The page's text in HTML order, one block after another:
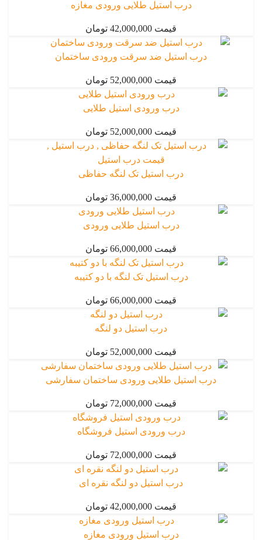
درب استیل طلایی ورودی مغازه
قیمت 42,000,000 تومان
درب استیل ضد سرقت ورودی ساختمان
قیمت 52,000,000 تومان
درب ورودی استیل طلایی
قیمت 52,000,000 تومان
درب استیل تک لنگه حفاظی
قیمت 36,000,000 تومان
درب استیل طلایی ورودی
قیمت 66,000,000 تومان
درب استیل تک لنگه با دو کتیبه
قیمت 66,000,000 تومان
درب استیل دو لنگه
قیمت 52,000,000 تومان
درب استیل طلایی ورودی ساختمان سفارشی
قیمت 72,000,000 تومان
درب ورودی استیل فروشگاه
قیمت 72,000,000 تومان
درب استیل دو لنگه نقره ای
قیمت 42,000,000 تومان
درب استیل ورودی مغازه